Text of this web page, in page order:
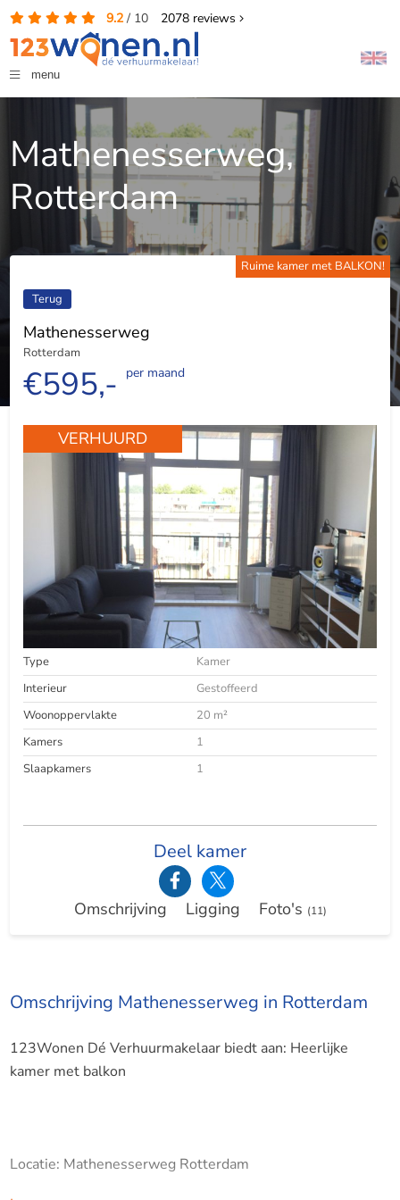
9.2/ 10 2078reviews
menu
Mathenesserweg,
Rotterdam
Ruime kamer met BALKON!
Terug
Mathenesserweg
Rotterdam
€595,- per maand
VERHUURD
Type
Kamer
Interieur
Gestoffeerd
Woonoppervlakte
20 m²
Kamers
1
Slaapkamers
1
Deel kamer
Omschrijving Ligging Foto's (11)
Omschrijving Mathenesserweg in Rotterdam
123Wonen Dé Verhuurmakelaar biedt aan: Heerlijke
kamer met balkon
Locatie: Mathenesserweg Rotterdam